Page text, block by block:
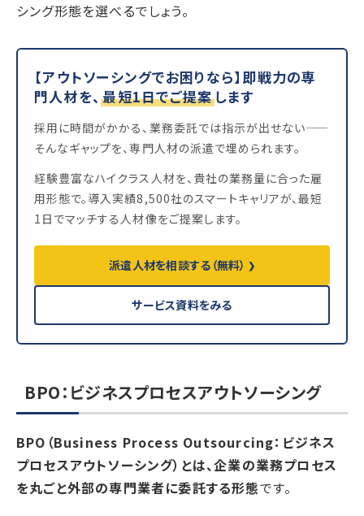
シング形態を選べるでしょう。
【アウトソーシングでお困りなら】即戦力の専
門人材を、最短1日でご提案します
採用に時間がかかる、業務委託では指示が出せない——
そんなギャップを、専門人材の派遣で埋められます。
経験豊富なハイクラス人材を、貴社の業務量に合った雇
用形態で。導入実績8,500社のスマートキャリアが、最短
1日でマッチする人材像をご提案します。
派遣人材を相談する（無料）
サービス資料をみる
BPO：ビジネスプロセスアウトソーシング
BPO（Business Process Outsourcing：ビジネス
プロセスアウトソーシング）とは、企業の業務プロセス
を丸ごと外部の専門業者に委託する形態です。